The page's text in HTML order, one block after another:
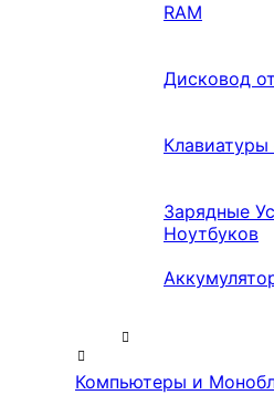
RAM
Дисковод
Зарядные
Ноутбуков
Компьютеры и